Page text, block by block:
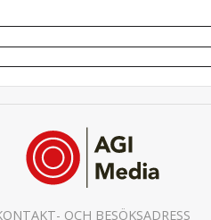
OCH BESÖKSADRESS